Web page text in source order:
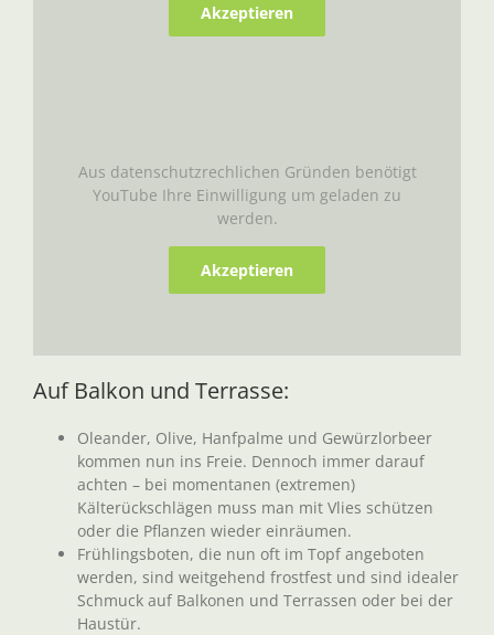
Akzeptieren
Aus datenschutzrechlichen Gründen benötigt
YouTube Ihre Einwilligung um geladen zu
werden.
Akzeptieren
Auf Balkon und Terrasse:
Oleander, Olive, Hanfpalme und Gewürzlorbeer
kommen nun ins Freie. Dennoch immer darauf
achten – bei momentanen (extremen)
Kälterückschlägen muss man mit Vlies schützen
oder die Pflanzen wieder einräumen.
Frühlingsboten, die nun oft im Topf angeboten
werden, sind weitgehend frostfest und sind idealer
Schmuck auf Balkonen und Terrassen oder bei der
Haustür.